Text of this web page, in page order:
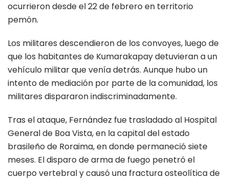
ocurrieron desde el 22 de febrero en territorio
pemón.
Los militares descendieron de los convoyes, luego de
que los habitantes de Kumarakapay detuvieran a un
vehículo militar que venía detrás. Aunque hubo un
intento de mediación por parte de la comunidad, los
militares dispararon indiscriminadamente.
Tras el ataque, Fernández fue trasladado al Hospital
General de Boa Vista, en la capital del estado
brasileño de Roraima, en donde permaneció siete
meses. El disparo de arma de fuego penetró el
cuerpo vertebral y causó una fractura osteolítica de